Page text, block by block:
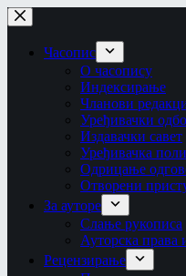
Skip
to
contentЧасопис
О часопису
Индексирање
Чланови
Уређивачки
Издавачки савет
Уређивачка
Одрицање
Отворени
За ауторе
Слање рукописа
Ауторска права
Рецензирање